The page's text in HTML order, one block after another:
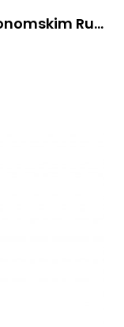
Aluminijumska Drška Sa Ergonomskim Rukohvatom 145cm, Narandžasta